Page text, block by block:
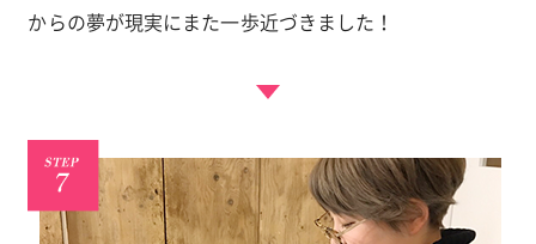
からの夢が現実にまた一歩近づきました！